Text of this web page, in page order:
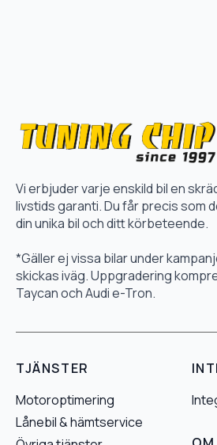
Vi erbjuder varje enskild bil en
livstids garanti. Du får precis som
din unika bil och ditt körbeteende.
*Gäller ej vissa bilar under
skickas iväg. Uppgradering
Taycan och Audi e-Tron.
TJÄNSTER
Motoroptimering
Lånebil & hämtservice